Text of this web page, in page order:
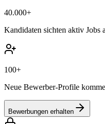
40.000+
Kandidaten sichten aktiv Jobs
100+
Neue Bewerber-Profile
Bewerbungen erhalten